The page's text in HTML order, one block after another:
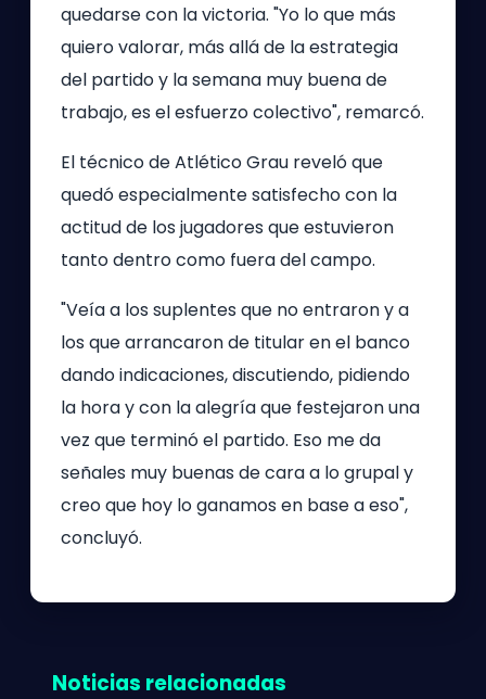
quedarse con la victoria. "Yo lo que más
quiero valorar, más allá de la estrategia
del partido y la semana muy buena de
trabajo, es el esfuerzo colectivo", remarcó.
El técnico de Atlético Grau reveló que
quedó especialmente satisfecho con la
actitud de los jugadores que estuvieron
tanto dentro como fuera del campo.
"Veía a los suplentes que no entraron y a
los que arrancaron de titular en el banco
dando indicaciones, discutiendo, pidiendo
la hora y con la alegría que festejaron una
vez que terminó el partido. Eso me da
señales muy buenas de cara a lo grupal y
creo que hoy lo ganamos en base a eso",
concluyó.
Noticias relacionadas